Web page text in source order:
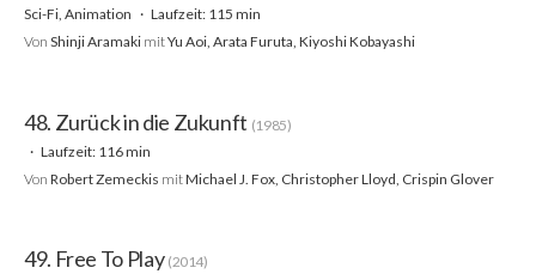
Sci-Fi, Animation
Laufzeit: 115 min
Von Shinji Aramaki mitYu Aoi, Arata Furuta, Kiyoshi Kobayashi
48. Zurück in die Zukunft (1985)
Laufzeit: 116 min
Von Robert Zemeckis mitMichael J. Fox, Christopher Lloyd, Crispin Glover
49. Free To Play (2014)